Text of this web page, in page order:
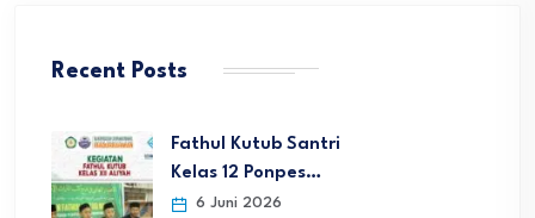
Recent Posts
Fathul Kutub Santri
Kelas 12 Ponpes…
6 Juni 2026